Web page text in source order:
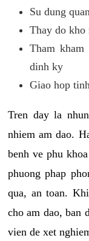
Su dung
Thay do kho
Tham kham
dinh ky
Giao hop
Tren day la
nhiem am dao.
benh ve phu
phuong phap
qua, an toan.
cho am dao, ban
vien de xet